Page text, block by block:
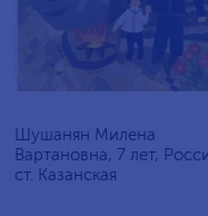
Шушанян Милена
Вартановна, 7 лет,
ст. Казанская